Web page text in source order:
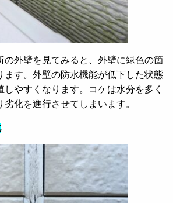
の外壁を見てみると、外壁に緑色の箇
ます。外壁の防水機能が低下した状態
しやすくなります。コケは水分を多く
化を進行させてしまいます。